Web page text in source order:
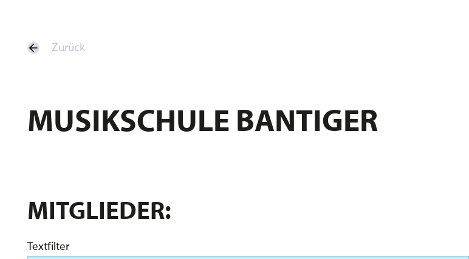
Zurück
MUSIKSCHULE BANTIGER
MITGLIEDER:
Textfilter